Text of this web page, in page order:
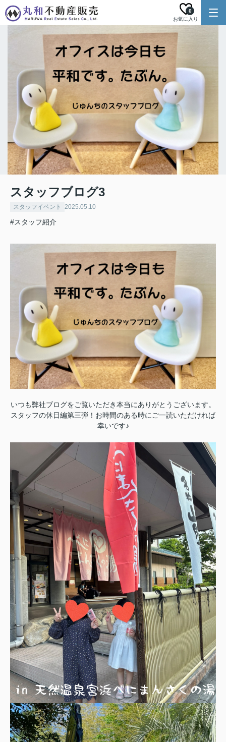
お気に入り
0
スタッフブログ3
スタッフイベント 2025.05.10
#スタッフ紹介
いつも弊社ブログをご覧いただき本当にありがとうございます。
スタッフの休日編第三弾！お時間のある時にご一読いただければ
幸いです♪